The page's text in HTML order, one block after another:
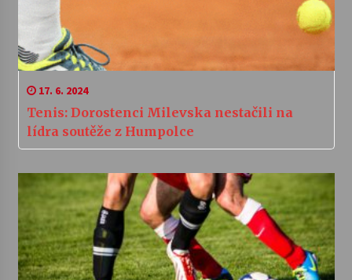
17. 6. 2024
Tenis: Dorostenci Milevska nestačili na
lídra soutěže z Humpolce